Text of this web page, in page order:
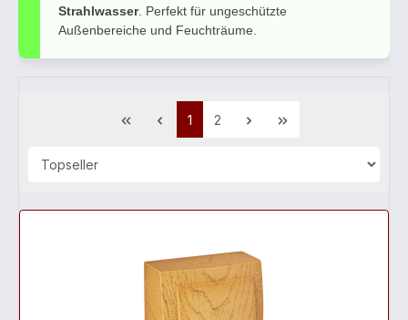
Strahlwasser. Perfekt für ungeschützte
Außenbereiche und Feuchträume.
1 2